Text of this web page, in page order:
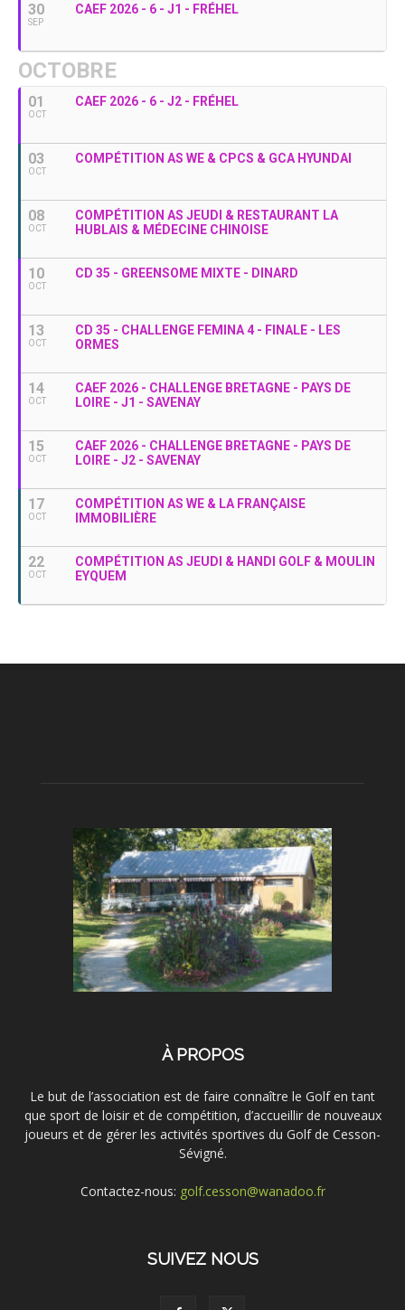
30
SEP
CAEF 2026 - 6 - J1 - FRÉHEL
OCTOBRE
01
OCT
CAEF 2026 - 6 - J2 - FRÉHEL
03
OCT
COMPÉTITION AS WE & CPCS & GCA HYUNDAI
08
OCT
COMPÉTITION AS JEUDI & RESTAURANT LA
HUBLAIS & MÉDECINE CHINOISE
10
OCT
CD 35 - GREENSOME MIXTE - DINARD
13
OCT
CD 35 - CHALLENGE FEMINA 4 - FINALE - LES
ORMES
14
OCT
CAEF 2026 - CHALLENGE BRETAGNE - PAYS DE
LOIRE - J1 - SAVENAY
15
OCT
CAEF 2026 - CHALLENGE BRETAGNE - PAYS DE
LOIRE - J2 - SAVENAY
17
OCT
COMPÉTITION AS WE & LA FRANÇAISE
IMMOBILIÈRE
22
OCT
COMPÉTITION AS JEUDI & HANDI GOLF & MOULIN
EYQUEM
À PROPOS
Le but de l’association est de faire connaître le Golf en tant
que sport de loisir et de compétition, d’accueillir de nouveaux
joueurs et de gérer les activités sportives du Golf de Cesson-
Sévigné.
Contactez-nous: golf.cesson@wanadoo.fr
SUIVEZ NOUS